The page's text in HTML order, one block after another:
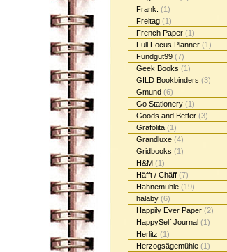
Frank. (1)
Freitag (1)
French Paper (1)
Full Focus Planner (1)
Fundgut99 (7)
Geek Books (1)
GILD Bookbinders (3)
Gmund (6)
Go Stationery (1)
Goods and Better (3)
Grafolita (1)
Grandluxe (4)
Gridbooks (1)
H&M (1)
Häfft / Chäff (7)
Hahnemühle (19)
halaby (6)
Happily Ever Paper (2)
HappySelf Journal (1)
Herlitz (1)
Herzogsägemühle (1)